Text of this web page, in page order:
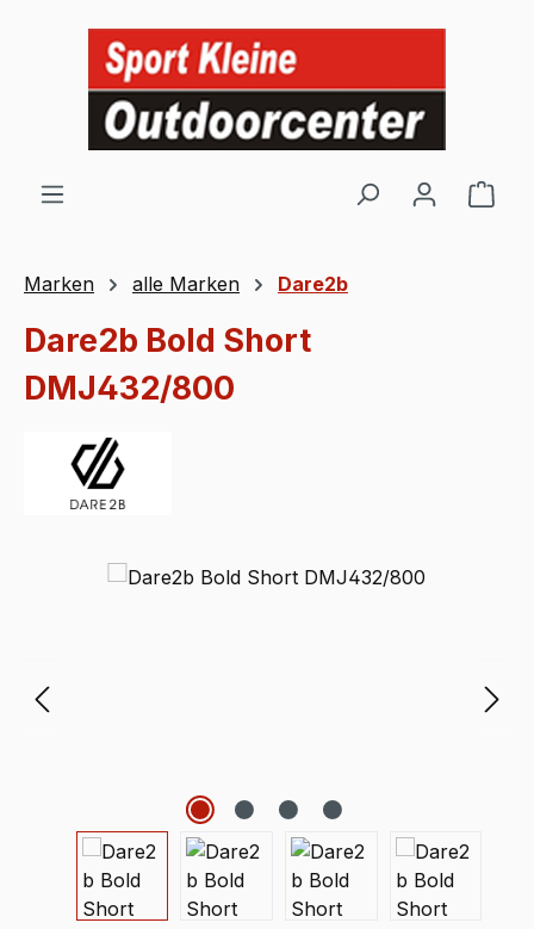
Zum Hauptinhalt springen
Marken alle Marken Dare2b
Dare2b Bold Short
DMJ432/800
Bildergalerie überspringen